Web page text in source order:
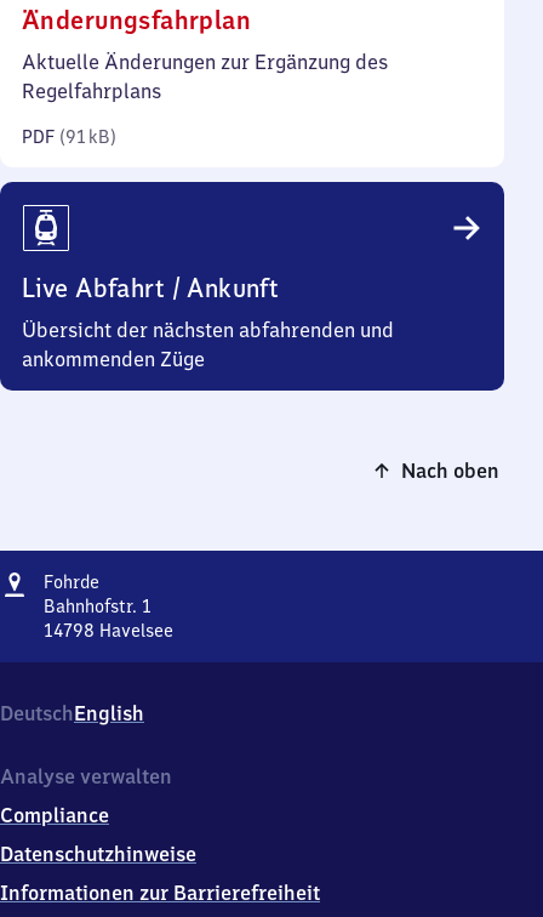
Änderungsfahrplan
91
Aktuelle Änderungen zur Ergänzung des
Regelfahrplans
PDF (91 kB)
Live Abfahrt / Ankunft
Übersicht der nächsten abfahrenden und
ankommenden Züge
Nach oben
Adresse
Fohrde
Bahnhofstr. 1
14798 Havelsee
1,
1
7
8
Havelsee
DeutschEnglish
Analyse verwalten
Compliance
Datenschutzhinweise
Informationen zur Barrierefreiheit